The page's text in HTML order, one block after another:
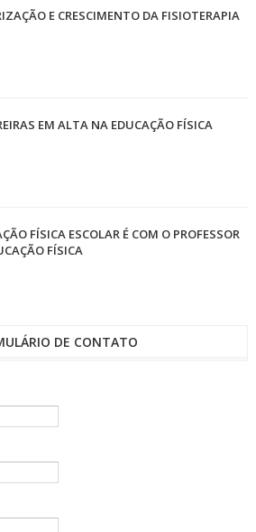
E CRESCIMENTO DA FISIOTERAPIA
EM ALTA NA EDUCAÇÃO FÍSICA
FÍSICA ESCOLAR É COM O PROFESSOR
FÍSICA
DE CONTATO